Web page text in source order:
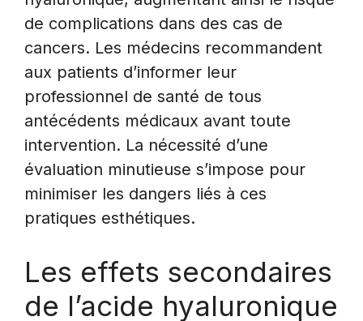
de complications dans des cas de
cancers. Les médecins recommandent
aux patients d’informer leur
professionnel de santé de tous
antécédents médicaux avant toute
intervention. La nécessité d’une
évaluation minutieuse s’impose pour
minimiser les dangers liés à ces
pratiques esthétiques.
Les effets secondaires
de l’acide hyaluronique